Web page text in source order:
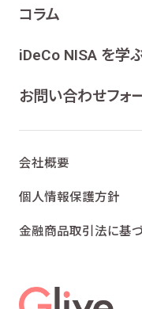
必要な範囲内でお
ンケート、
グ及びこれ
当社が取り
金融商品仲
提携会社の
供の妥当性
コラム
iDeCo NISA を学
お問い合わせフォ
会社概要
個人情報保護方針
金融商品取引法に基